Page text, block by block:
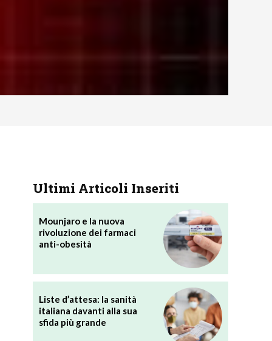
Ultimi Articoli Inseriti
Mounjaro e la nuova
rivoluzione dei farmaci
anti-obesità
Liste d’attesa: la sanità
italiana davanti alla sua
sfida più grande